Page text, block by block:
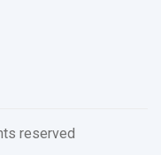
reserved